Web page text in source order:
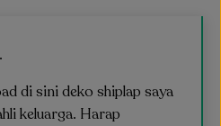
di sini deko shiplap saya
keluarga. Harap